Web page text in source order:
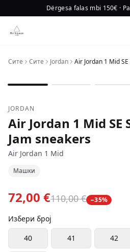
Dërgesa falas mbi 150€ ·
Сите Сите Jordan Air Jordan 1 Mid
JORDAN
Air Jordan 1 Mid SE
Jam sneakers
Air Jordan 1 Mid
Машки
72,00 €110,00 € −35%
Избери број
40 41 42